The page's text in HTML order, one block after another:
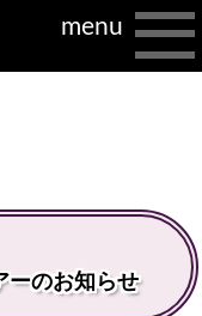
menu
ーのお知らせ